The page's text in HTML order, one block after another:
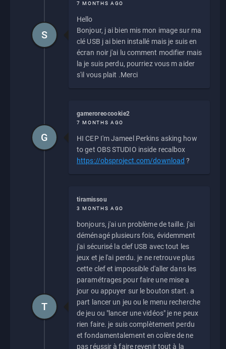
7 MONTHS AGO
Hello
Bonjour, j ai bien mis mon image sur ma
clé USB j ai bien installé mais je suis en
écran noir j'ai lu comment modifier mais
la je suis perdu, pourriez vous m aider
s'il vous plait .Merci
S
gameroreocookie2
7 MONTHS AGO
HI CEP I'm Jameel Perkins asking how
to get OBS STUDIO inside recalbox
https://obsproject.com/download ?
G
tiramissou
3 MONTHS AGO
bonjours, j'ai un problème de taille. j'ai
déménagé plusieurs fois, évidemment
j'ai sécurisé la clef USB avec tout les
jeux et je l'ai perdu. je ne retrouve plus
cette clef et impossible d'aller dans les
paramétrages pour faire une mise a
jour ou appuyer sur le bouton start. a
part lancer un jeu ou le menu recherche
de jeu ou "lancer une vidéos" je ne peux
rien faire. je suis complètement perdu
et fondamentalement en colère de ne
pas réussir à faire revenir tout à la
T